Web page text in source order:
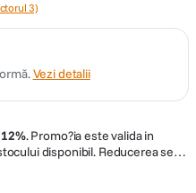
3)
Vezi detalii
12%.Promo?ia este valida in
disponibil. Reducerea se